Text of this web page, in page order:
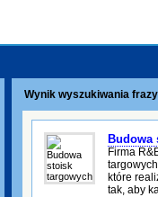
Wynik wyszukiwania
Budowa
Firma
które
tak, aby